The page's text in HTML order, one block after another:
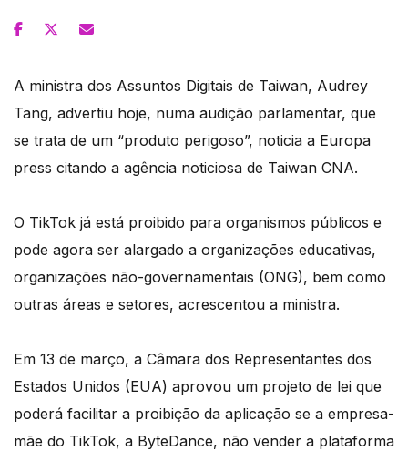
A ministra dos Assuntos Digitais de Taiwan, Audrey
Tang, advertiu hoje, numa audição parlamentar, que
se trata de um “produto perigoso”, noticia a Europa
press citando a agência noticiosa de Taiwan CNA.
O TikTok já está proibido para organismos públicos e
pode agora ser alargado a organizações educativas,
organizações não-governamentais (ONG), bem como
outras áreas e setores, acrescentou a ministra.
Em 13 de março, a Câmara dos Representantes dos
Estados Unidos (EUA) aprovou um projeto de lei que
poderá facilitar a proibição da aplicação se a empresa-
mãe do TikTok, a ByteDance, não vender a plataforma